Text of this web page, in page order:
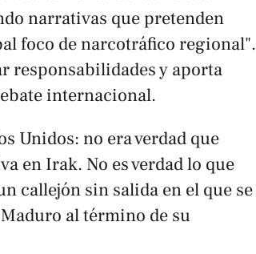
narrativas que pretenden
foco de narcotráfico regional".
responsabilidades y aporta
internacional.
Unidos: no era verdad que
en Irak. No es verdad lo que
callejón sin salida en el que se
al término de su